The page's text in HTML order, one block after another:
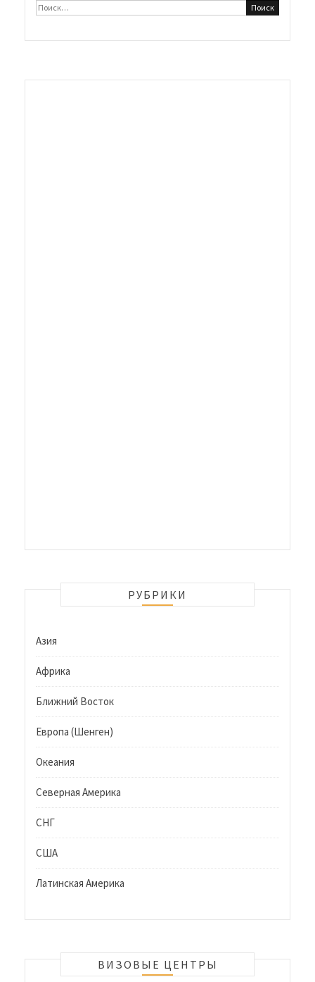
Найти:
РУБРИКИ
Азия
Африка
Ближний Восток
Европа (Шенген)
Океания
Северная Америка
СНГ
США
Латинская Америка
ВИЗОВЫЕ ЦЕНТРЫ